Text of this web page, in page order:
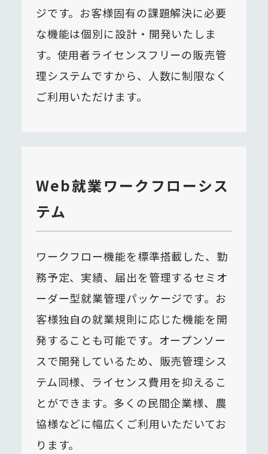
ジです。お客様固有の課題解決に必要
な機能は個別に設計・開発いたしま
す。使用者ライセンスフリーの販売管
理システムですから、人数に制限なく
ご利用いただけます。
Web就業ワークフローシス
テム
ワークフロー機能を標準搭載した、勤
務予定、実績、届出を管理するセミオ
ーダー型就業管理パッケージです。お
客様独自の就業規則に応じた機能を開
発することも可能です。オープンソー
スで開発しているため、販売管理シス
テム同様、ライセンス費用を抑えるこ
とができます。多くの民間企業様、農
協様などに幅広くご利用いただいてお
ります。